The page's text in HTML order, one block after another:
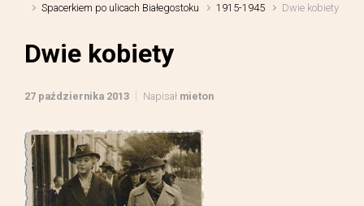
Spacerkiem po ulicach Białegostoku
1915-1945 Dwie kobiety
Dwie kobiety
27 października 2013 Napisał mieton